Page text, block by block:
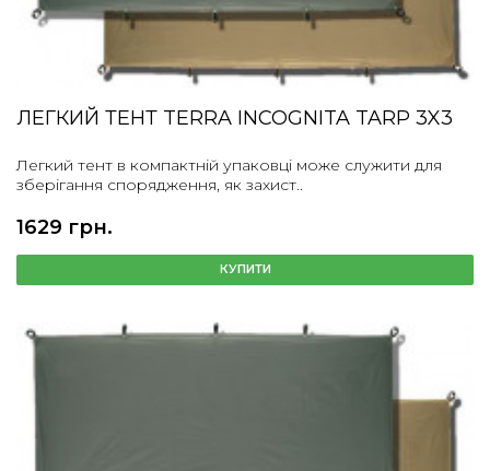
ЛЕГКИЙ ТЕНТ TERRA INCOGNITA TARP 3X3
Легкий тент в компактній упаковці може служити для
зберігання спорядження, як захист..
1629 грн.
КУПИТИ